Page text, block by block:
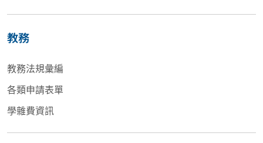
教務
教務法規彙編
各類申請表單
學雜費資訊